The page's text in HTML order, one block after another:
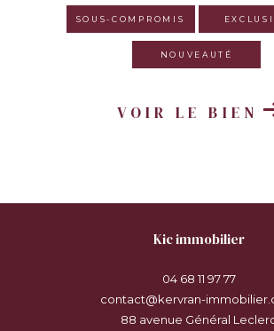
SOUS-COMPROMIS
NOUVEAUTÉ
VOIR LE BIEN
kic immobilier
04 68 11 97 77
contact@kervran-
88 avenue Général